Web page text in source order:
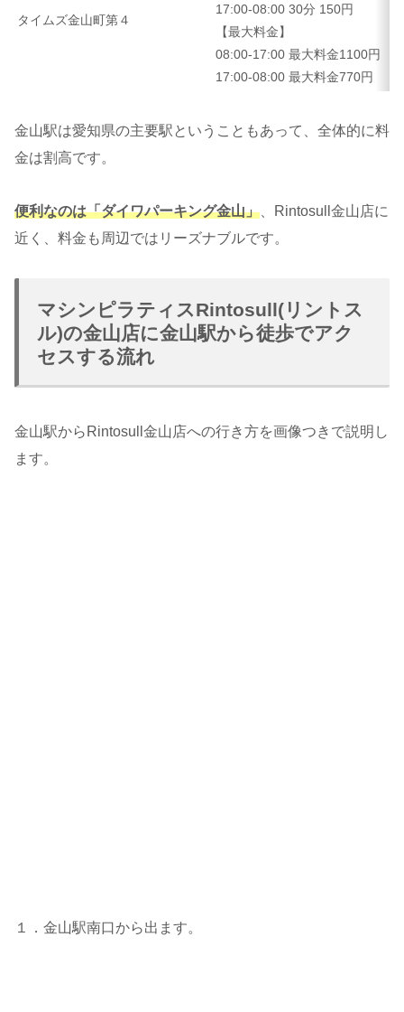
タイムズ金山町第４
17:00-08:00 30分 150円
【最大料金】
08:00-17:00 最大料金1100円
17:00-08:00 最大料金770円
金山駅は愛知県の主要駅ということもあって、全体的に料
金は割高です。
便利なのは「ダイワパーキング金山」 、Rintosull金山店に
近く、料金も周辺ではリーズナブルです。
マシンピラティスRintosull(リントス
ル)の金山店に金山駅から徒歩でアク
セスする流れ
金山駅からRintosull金山店への行き方を画像つきで説明し
ます。
１．金山駅南口から出ます。